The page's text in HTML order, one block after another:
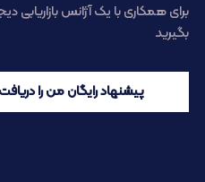
برای همکاری با یک آژانس بازاریابی
بگیرید
پیشنهاد رایگان من را